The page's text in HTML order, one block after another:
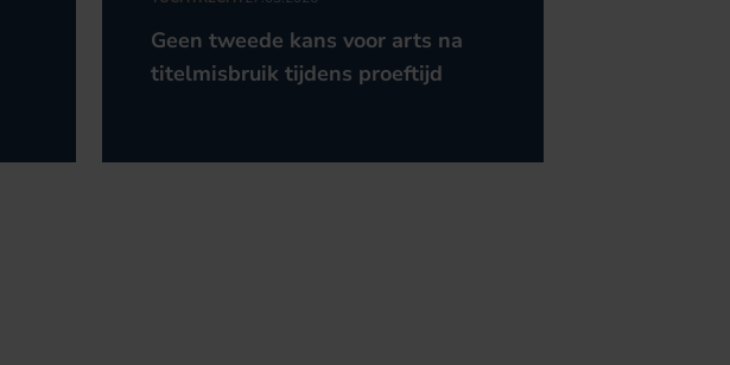
Geen tweede kans voor arts na
titelmisbruik tijdens proeftijd